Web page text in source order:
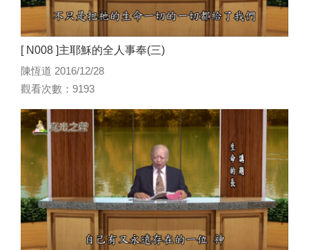
[ N008 ]主耶穌的全人事奉(三)
陳恆道 2016/12/28
觀看次數：9193